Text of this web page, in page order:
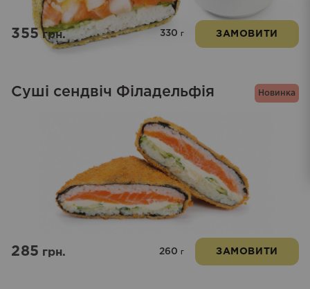
355грн. 330 г ЗАМОВИТИ
Новинка
Суші сендвіч Філадельфія
285грн. 260 г ЗАМОВИТИ